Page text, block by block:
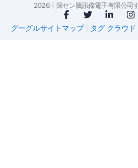
2026丨深セン騰訊傑電子有限公司
フ
イ
ツ
イ
ッ
リ
ク
イ
ス
グーグルサイトマップ| タグ クラウド